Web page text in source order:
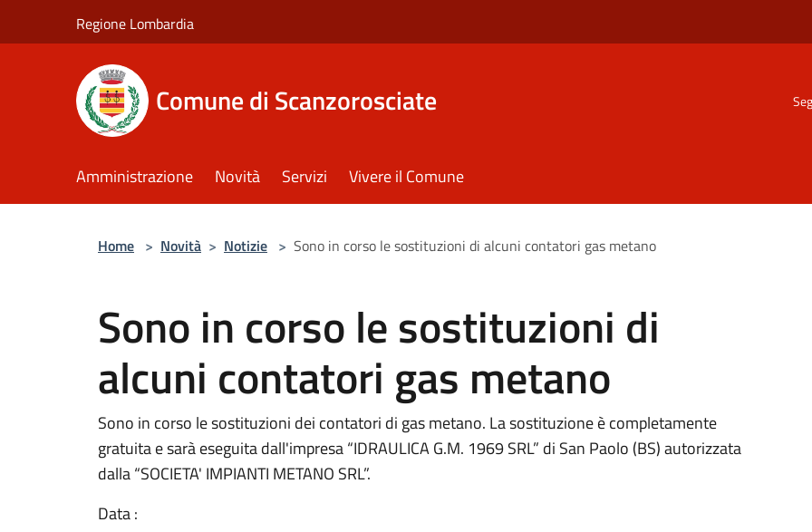
Regione Lombardia
Comune di Scanzorosciate
Amministrazione Novità Servizi Vivere il Comune
Home > Novità > Notizie > Sono in corso le sostituzioni di alcuni contatori gas metano
Sono in corso le sostituzioni di
alcuni contatori gas metano
Sono in corso le sostituzioni dei contatori di gas metano. La sostituzione è completamente
gratuita e sarà eseguita dall'impresa “IDRAULICA G.M. 1969 SRL” di San Paolo (BS) autorizzata
dalla “SOCIETA' IMPIANTI METANO SRL”.
Data :